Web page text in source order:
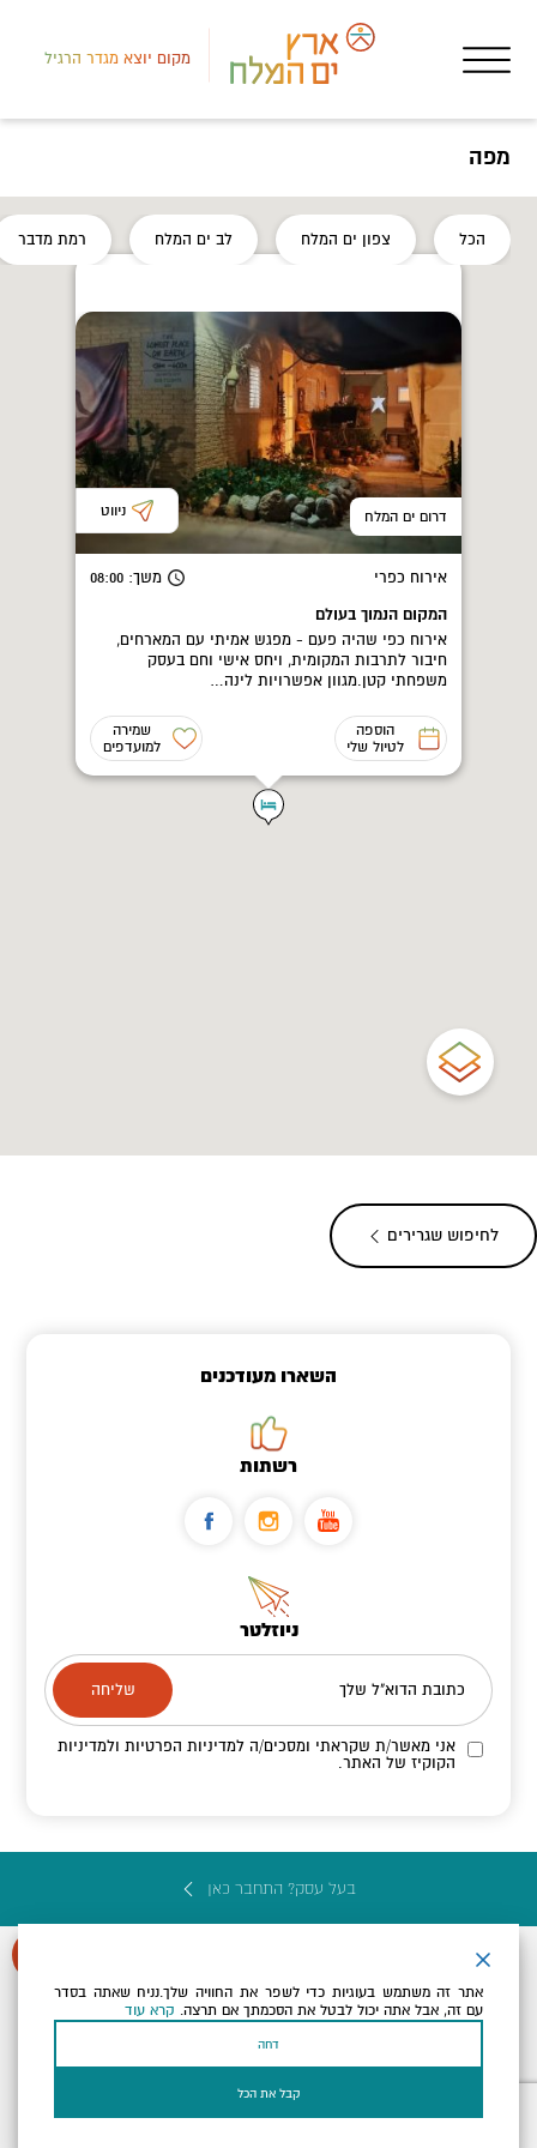
מקום יוצא מגדר הרגיל
מפה
הכל צפון ים המלח לב ים המלח רמת מדבר
דרום ים המלח ניווט
אירוח כפרי משך: 08:00
המקום הנמוך בעולם
אירוח כפי שהיה פעם - מפגש אמיתי עם המארחים,
חיבור לתרבות המקומית, ויחס אישי וחם בעסק
משפחתי קטן.מגוון אפשרויות לינה…
הוספה
לטיול שלי
שמירה
למועדפים
לחיפוש שגרירים
השארו מעודכנים
רשתות
ניוזלטר
כתובת הדוא"ל שלך
אני מאשר/ת שקראתי ומסכים/הלמדיניות הפרטיות ולמדיניות
הקוקיז של האתר.
בעל עסק? התחבר כאן
כל הזכויות שמורות לארץ ים המלח ©
אתר זה משתמש בעוגיות כדי לשפר את החוויה שלך.נניח שאתה בסדר
עם זה, אבל אתה יכול לבטל את הסכמתך אם תרצה. קרא עוד
דחה
קבל את הכל